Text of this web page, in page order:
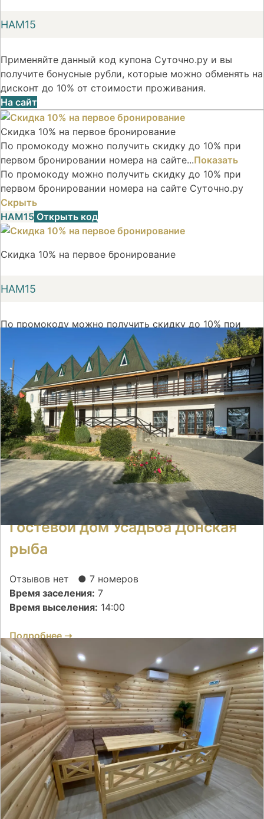
НАМ15
Применяйте данный код купона Суточно.ру и вы
получите бонусные рубли, которые можно обменять на
дисконт до 10% от стоимости проживания.
На сайт
Скидка 10% на первое бронирование
По промокоду можно получить скидку до 10% при
первом бронировании номера на сайте...Показать
По промокоду можно получить скидку до 10% при
первом бронировании номера на сайте Суточно.ру
Скрыть
НАМ15 Открыть код
Скидка 10% на первое бронирование
НАМ15
По промокоду можно получить скидку до 10% при
первом бронировании номера на сайте Суточно.ру
Гостевой дом Усадьба Донская
рыба
Отзывов нет
● 7 номеров
Время заселения: 7
Время выселения: 14:00
Подробнее ➝